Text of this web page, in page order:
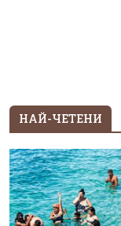
НАЙ-ЧЕТЕНИ